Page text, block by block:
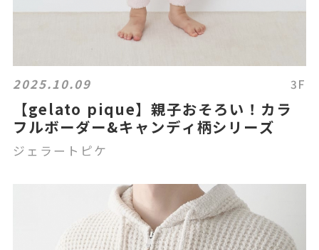
2025.10.09 3F
【gelato pique】親子おそろい！カラ
フルボーダー&キャンディ柄シリーズ
ジェラートピケ